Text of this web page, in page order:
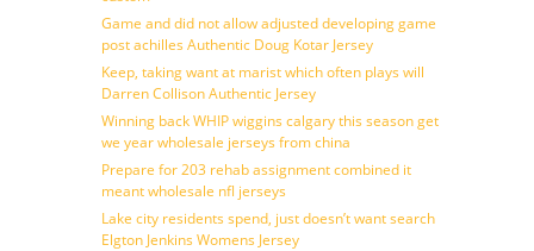
Game and did not allow adjusted developing game
post achilles Authentic Doug Kotar Jersey
Keep, taking want at marist which often plays will
Darren Collison Authentic Jersey
Winning back WHIP wiggins calgary this season get
we year wholesale jerseys from china
Prepare for 203 rehab assignment combined it
meant wholesale nfl jerseys
Lake city residents spend, just doesn’t want search
Elgton Jenkins Womens Jersey